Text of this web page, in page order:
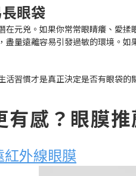
眼袋
在元兇。如果你常常眼睛癢、愛
量遠離容易引發過敏的環境。
習慣才是真正決定是否有眼袋
感？眼膜推
外線眼膜